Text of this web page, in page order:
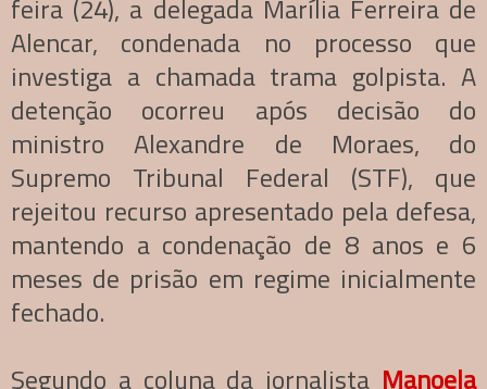
feira (24), a delegada Marília Ferreira de
Alencar, condenada no processo que
investiga a chamada trama golpista. A
detenção ocorreu após decisão do
ministro Alexandre de Moraes, do
Supremo Tribunal Federal (STF), que
rejeitou recurso apresentado pela defesa,
mantendo a condenação de 8 anos e 6
meses de prisão em regime inicialmente
fechado.
Segundo a coluna da jornalista Manoela